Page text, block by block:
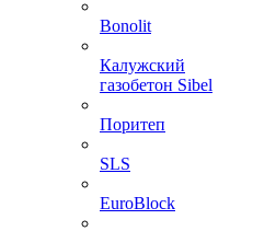
Bonolit
Калужский
газобетон Sibel
Поритеп
SLS
EuroBlock